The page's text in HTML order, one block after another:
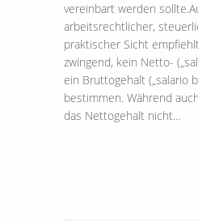
vereinbart werden
arbeitsrechtlicher,
praktischer Sicht
zwingend, kein Netto-
ein Bruttogehalt („salario
bestimmen. Während
das Nettogehalt nicht…